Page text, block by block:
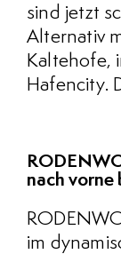
sind jetzt
Alternativ
Kaltehofe,
Hafencity.
nach vorne
im